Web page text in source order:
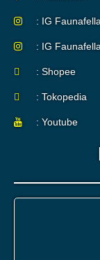
: IG
: IG
: Shopee
: Tokopedia
: Youtube